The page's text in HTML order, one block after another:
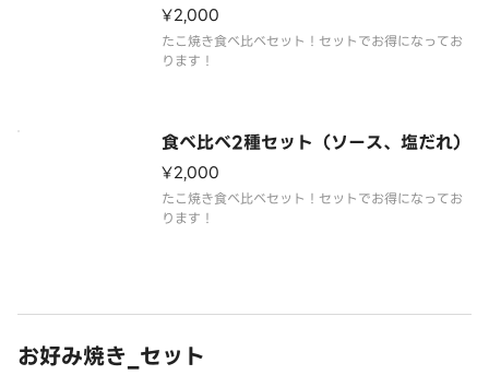
¥2,000
たこ焼き食べ比べセット！セットでお得になってお
ります！
食べ比べ2種セット（ソース、塩だれ）
¥2,000
たこ焼き食べ比べセット！セットでお得になってお
ります！
お好み焼き_セット